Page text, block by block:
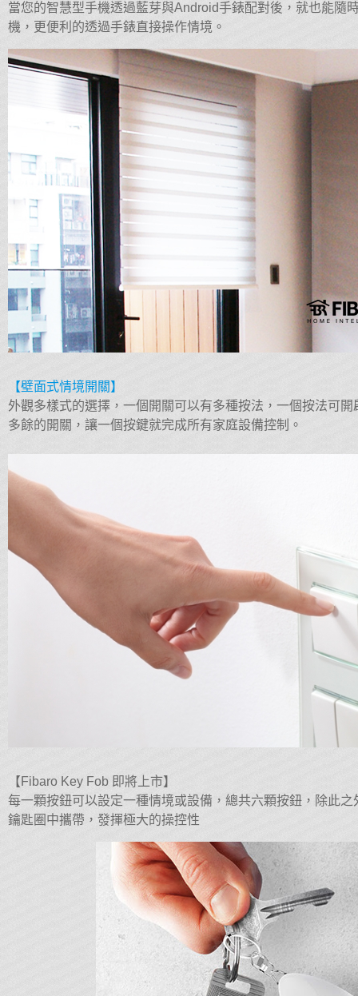
當您的智慧型手機透過藍芽與Android手錶配對後，就也能隨
機，更便利的透過手錶直接操作情境。
【壁面式情境開關】
外觀多樣式的選擇，一個開關可以有多種按法，一個按法可
多餘的開關，讓一個按鍵就完成所有家庭設備控制。
【Fibaro Key Fob 即將上市】
每一顆按鈕可以設定一種情境或設備，總共六顆按鈕，除此
鑰匙圈中攜帶，發揮極大的操控性